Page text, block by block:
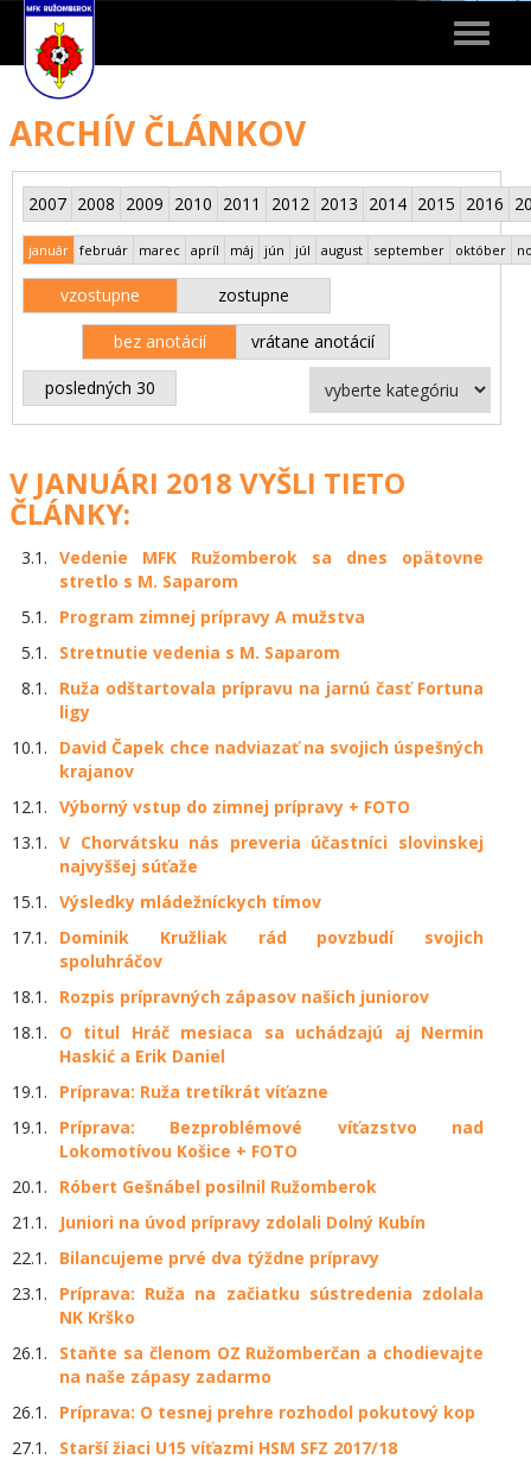
Toggle
ARCHÍV ČLÁNKOV
2007 2008 2009 2010 2011 2012 2013 2014 2015 2016
január február marec apríl máj jún júl august september október
vzostupne zostupne
bez anotácií vrátane anotácií
posledných 30
V JANUÁRI 2018 VYŠLI TIETO
ČLÁNKY:
3.1. Vedenie MFK Ružomberok sa dnes opätovne
stretlo s M. Saparom
5.1.
Program zimnej prípravy A mužstva
5.1.
Stretnutie vedenia s M. Saparom
8.1.
Ruža odštartovala prípravu na jarnú časť Fortuna
ligy
10.1.
David Čapek chce nadviazať na svojich úspešných
krajanov
12.1. Výborný vstup do zimnej prípravy + FOTO
13.1. V Chorvátsku nás preveria účastníci slovinskej
najvyššej súťaže
15.1. Výsledky mládežníckych tímov
17.1.
Dominik Kružliak rád povzbudí svojich
spoluhráčov
18.1.
Rozpis prípravných zápasov našich juniorov
18.1.
O titul Hráč mesiaca sa uchádzajú aj Nermin
Haskić a Erik Daniel
19.1.
Príprava: Ruža tretíkrát víťazne
19.1.
Príprava: Bezproblémové víťazstvo nad
Lokomotívou Košice + FOTO
20.1.
Róbert Gešnábel posilnil Ružomberok
21.1.
Juniori na úvod prípravy zdolali Dolný Kubín
22.1.
Bilancujeme prvé dva týždne prípravy
23.1.
Príprava: Ruža na začiatku sústredenia zdolala
NK Krško
26.1.
Staňte sa členom OZ Ružomberčan a chodievajte
na naše zápasy zadarmo
26.1.
Príprava: O tesnej prehre rozhodol pokutový kop
27.1.
Starší žiaci U15 víťazmi HSM SFZ 2017/18